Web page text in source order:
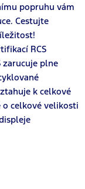
popruhu vám
Cestujte
RCS
zarucuje plne
k celkové
celkové velikosti